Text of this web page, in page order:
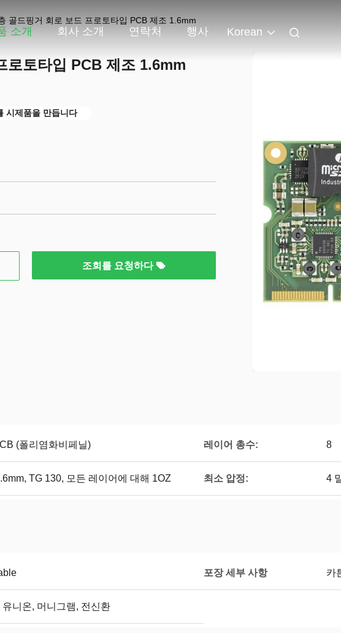
소개 회사 소개 연락처 행사 Korean
골드핑거 회로 보드 프로토타입 PCB 제조 1.6mm
로토타입 PCB 제조 1.6mm
시제품을 만듭니다
조회를 요청하다
(폴리염화비페닐) 레이어 총수: 8
TG 130, 모든 레이어에 대해 1OZ 최소 압정: 4
포장 세부 사항 카
유니온, 머니그램, 전신환